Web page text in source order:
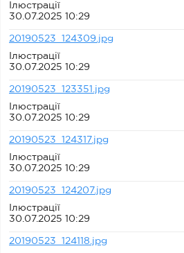
Ілюстрації
30.07.2025 10:29
20190523_124309.jpg
Ілюстрації
30.07.2025 10:29
20190523_123351.jpg
Ілюстрації
30.07.2025 10:29
20190523_124317.jpg
Ілюстрації
30.07.2025 10:29
20190523_124207.jpg
Ілюстрації
30.07.2025 10:29
20190523_124118.jpg